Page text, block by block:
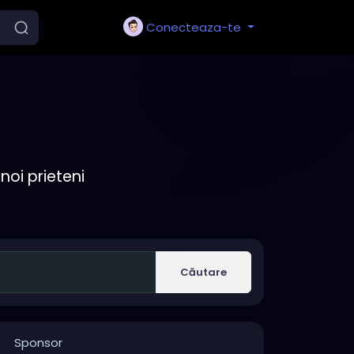
Conecteaza-te
prieteni
Căutare
Sponsor